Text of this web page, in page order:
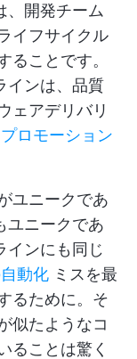
、開発チーム
イフサイクル
ることです。
インは、品質
ェアデリバリ
ロモーション
ユニークであ
ユニークであ
インにも同じ
動化 ミスを最
るために。そ
似たようなコ
ることは驚く